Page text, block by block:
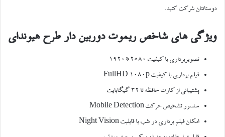
دوستانتان شرکت کنید.
ویژگی های شاخص ریموت دوربین دار طرح هیوندای
تصویربرداری با کیفیت ۲۵۸۰*۱۹۲۰
فیلم برداری با کیفیت FullHD 1080p
پشتیبانی از کارت حافظه تا ۳۲ گیگابایت
سنسور تشخیص حرکت Mobile Detection
امکان فیلم برداری در شب با قابلبت Night Vision